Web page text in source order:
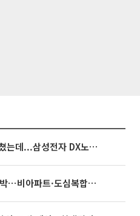
3445억 자사주 지급 마쳤는데...삼성전자 DX노조, 뒤늦은 '떼쓰기 집회'
영끌 '주택공급' 대책 임박⋯비아파트·도심복합까지 총동원